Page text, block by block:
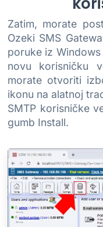
Zatim, morate
Ozeki SMS
poruke iz
novu korisničku
morate otvoriti
ikonu na alatnoj
SMTP korisničke
gumb Install.